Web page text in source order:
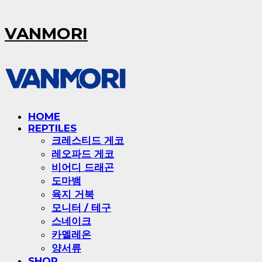
VANMORI
HOME
REPTILES
크레스티드 게코
레오파드 게코
비어디 드래곤
도마뱀
육지 거북
모니터 / 테구
스네이크
카멜레온
양서류